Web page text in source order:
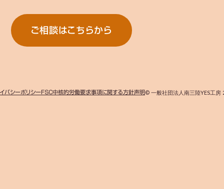
ご相談はこちらから
バシーポリシーＦＳＣ中核的労働要求事項に関する方針声明© 一般社団法人南三陸YES工房